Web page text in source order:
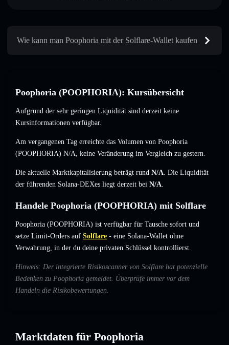
Wie kann man Poophoria mit der Solflare-Wallet kaufen
Poophoria (POOPHORIA): Kursübersicht
Aufgrund der sehr geringen Liquidität sind derzeit keine
Kursinformationen verfügbar.
Am vergangenen Tag erreichte das Volumen von Poophoria
(POOPHORIA) N/A, keine Veränderung im Vergleich zu gestern.
Die aktuelle Marktkapitalisierung beträgt rund N/A. Die Liquidität
der führenden Solana-DEXes liegt derzeit bei N/A.
Handele Poophoria (POOPHORIA) mit Solflare
Poophoria (POOPHORIA) ist verfügbar für Tausche sofort und
setze Limit-Orders auf Solflare - eine Solana-Wallet ohne
Verwahrung, in der du deine privaten Schlüssel kontrollierst.
Hinweis: Der integrierte Risikoscanner von Solflare hat potenzielle
Bedenken zu Poophoria gemeldet. Überprüfe immer vor dem
Handeln die Risikobewertungen.
Marktdaten für Poophoria